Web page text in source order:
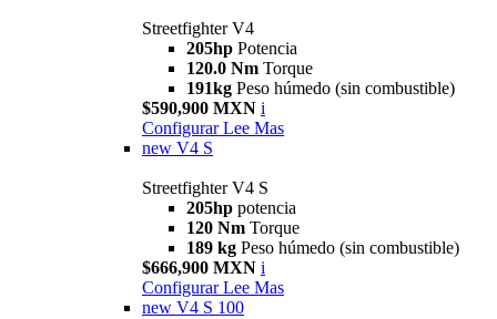
Streetfighter V4
205hp Potencia
120.0 Nm Torque
191kg Peso húmedo (sin combustible)
$590,900 MXN i
Configurar Lee Mas
new V4 S
Streetfighter V4 S
205hp potencia
120 Nm Torque
189 kg Peso húmedo (sin combustible)
$666,900 MXN i
Configurar Lee Mas
new V4 S 100